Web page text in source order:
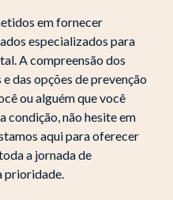
em fornecer
especializados para
A compreensão dos
das opções de prevenção
ou alguém que você
condição, não hesite em
aqui para oferecer
a jornada de
prioridade.